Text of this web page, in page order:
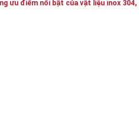
ưu điểm nổi bật của vật liệu inox 304,